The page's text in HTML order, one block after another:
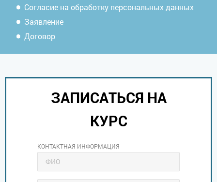
Согласие на обработку персональных данных
Заявление
Договор
ЗАПИСАТЬСЯ НА
КУРС
КОНТАКТНАЯ ИНФОРМАЦИЯ